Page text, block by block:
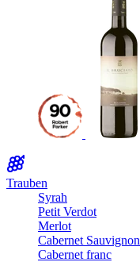
Trauben
Syrah
Petit Verdot
Merlot
Cabernet Sauvignon
Cabernet franc